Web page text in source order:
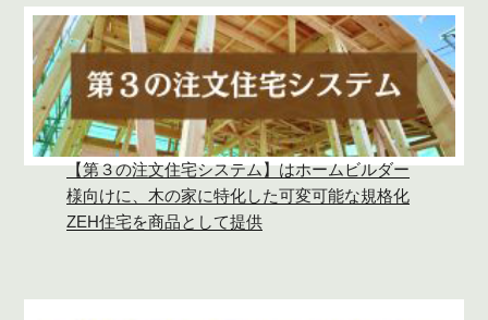
【第３の注文住宅システム】はホームビルダー
様向けに、木の家に特化した可変可能な規格化
ZEH住宅を商品として提供